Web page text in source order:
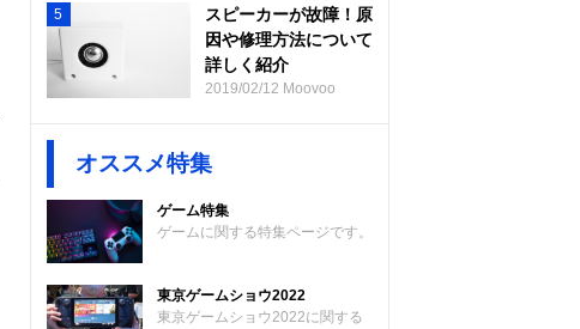
5
スピーカーが故障！原
因や修理方法について
詳しく紹介
2019/02/12 Moovoo
オススメ特集
ゲーム特集
ゲームに関する特集ページです。
東京ゲームショウ2022
東京ゲームショウ2022に関する